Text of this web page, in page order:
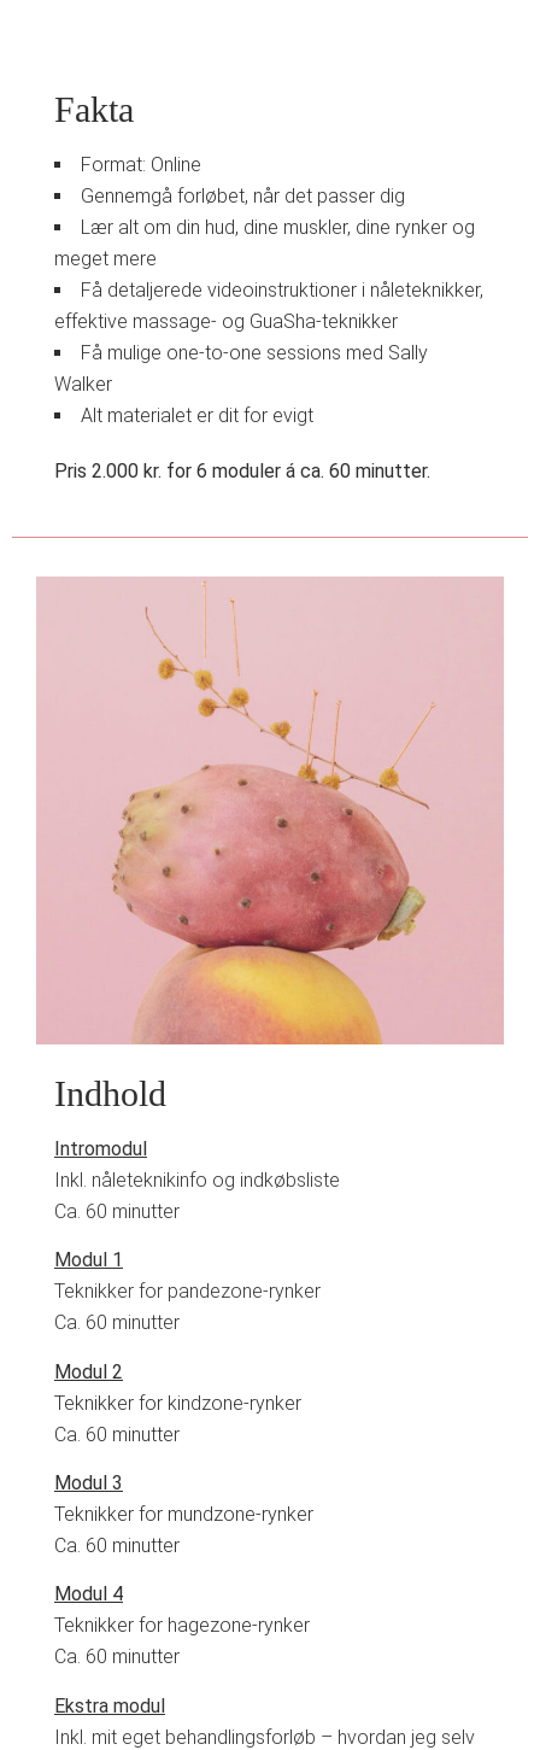
Fakta
Format: Online
Gennemgå forløbet, når det passer dig
Lær alt om din hud, dine muskler, dine rynker og
meget mere
Få detaljerede videoinstruktioner i nåleteknikker,
effektive massage- og GuaSha-teknikker
Få mulige one-to-one sessions med Sally
Walker
Alt materialet er dit for evigt
Pris 2.000 kr. for 6 moduler á ca. 60 minutter.
Indhold
Intromodul
Inkl. nåleteknikinfo og indkøbsliste
Ca. 60 minutter
Modul 1
Teknikker for pandezone-rynker
Ca. 60 minutter
Modul 2
Teknikker for kindzone-rynker
Ca. 60 minutter
Modul 3
Teknikker for mundzone-rynker
Ca. 60 minutter
Modul 4
Teknikker for hagezone-rynker
Ca. 60 minutter
Ekstra modul
Inkl. mit eget behandlingsforløb – hvordan jeg selv